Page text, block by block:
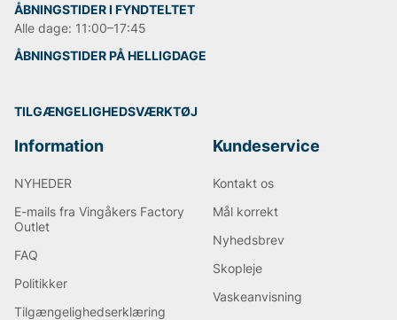
ÅBNINGSTIDER I FYNDTELTET
Alle dage: 11:00–17:45
ÅBNINGSTIDER PÅ HELLIGDAGE
TILGÆNGELIGHEDSVÆRKTØJ
Information
NYHEDER
E-mails fra Vingåkers Factory
Outlet
FAQ
Politikker
Tilgængelighedserklæring
Kundeservice
Kontakt os
Mål korrekt
Nyhedsbrev
Skopleje
Vaskeanvisning